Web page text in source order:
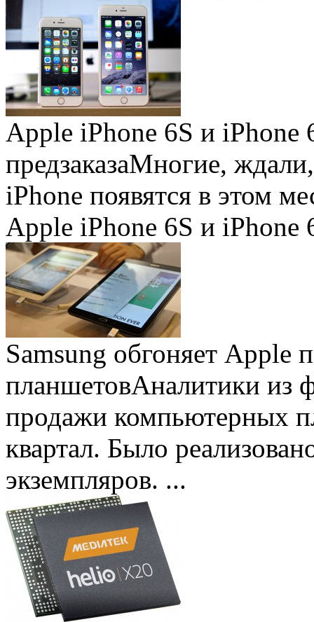
Apple iPhone 6S и iPhone
предзаказаМногие, ждали,
iPhone появятся в этом
Apple iPhone 6S и iPhone
Samsung обгоняет Apple
планшетовАналитики из
продажи компьютерных
квартал. Было
экземпляров. ...